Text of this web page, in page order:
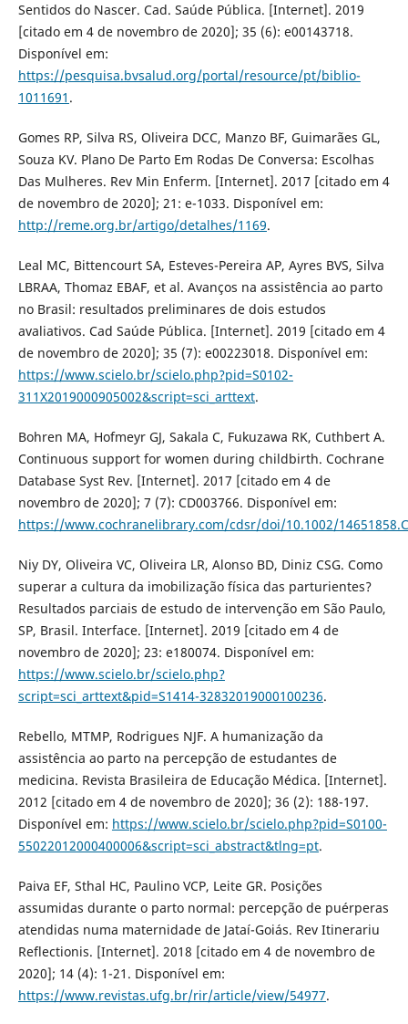
Sentidos do Nascer. Cad. Saúde Pública. [Internet]. 2019
[citado em 4 de novembro de 2020]; 35 (6): e00143718.
Disponível em:
https://pesquisa.bvsalud.org/portal/resource/pt/biblio-
1011691 .
Gomes RP, Silva RS, Oliveira DCC, Manzo BF, Guimarães GL,
Souza KV. Plano De Parto Em Rodas De Conversa: Escolhas
Das Mulheres. Rev Min Enferm. [Internet]. 2017 [citado em 4
de novembro de 2020]; 21: e-1033. Disponível em:
http://reme.org.br/artigo/detalhes/1169.
Leal MC, Bittencourt SA, Esteves-Pereira AP, Ayres BVS, Silva
LBRAA, Thomaz EBAF, et al. Avanços na assistência ao parto
no Brasil: resultados preliminares de dois estudos
avaliativos. Cad Saúde Pública. [Internet]. 2019 [citado em 4
de novembro de 2020]; 35 (7): e00223018. Disponível em:
https://www.scielo.br/scielo.php?pid=S0102-
311X2019000905002&script=sci_arttext.
Bohren MA, Hofmeyr GJ, Sakala C, Fukuzawa RK, Cuthbert A.
Continuous support for women during childbirth. Cochrane
Database Syst Rev. [Internet]. 2017 [citado em 4 de
novembro de 2020]; 7 (7): CD003766. Disponível em:
https://www.cochranelibrary.com/cdsr/doi/10.1002/
Niy DY, Oliveira VC, Oliveira LR, Alonso BD, Diniz CSG. Como
superar a cultura da imobilização física das parturientes?
Resultados parciais de estudo de intervenção em São Paulo,
SP, Brasil. Interface. [Internet]. 2019 [citado em 4 de
novembro de 2020]; 23: e180074. Disponível em:
https://www.scielo.br/scielo.php?
script=sci_arttext&pid=S1414-32832019000100236.
Rebello, MTMP, Rodrigues NJF. A humanização da
assistência ao parto na percepção de estudantes de
medicina. Revista Brasileira de Educação Médica. [Internet].
2012 [citado em 4 de novembro de 2020]; 36 (2): 188-197.
Disponível em: https://www.scielo.br/scielo.php?pid=S0100-
55022012000400006&script=sci_abstract&tlng=pt.
Paiva EF, Sthal HC, Paulino VCP, Leite GR. Posições
assumidas durante o parto normal: percepção de puérperas
atendidas numa maternidade de Jataí-Goiás. Rev Itinerariu
Reflectionis. [Internet]. 2018 [citado em 4 de novembro de
2020]; 14 (4): 1-21. Disponível em:
https://www.revistas.ufg.br/rir/article/view/54977.